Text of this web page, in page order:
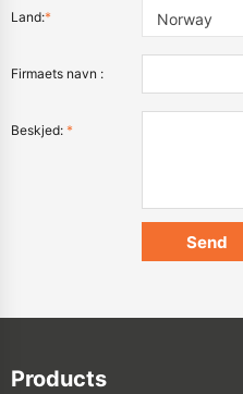
Land:* Norway
Firmaets navn :
Beskjed: *
Products